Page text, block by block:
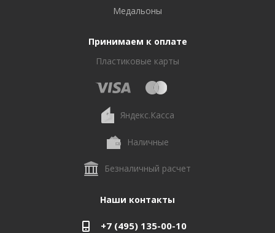
Медальоны
Принимаем к оплате
Пластиковые карты
Яндекс.Касса
Наличные
Безналичный расчет
Наши контакты
+7 (495) 135-00-10